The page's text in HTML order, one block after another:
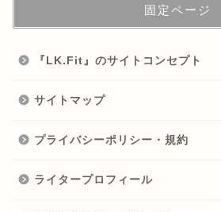
固定ページ
『LK.Fit』のサイトコンセプト
サイトマップ
プライバシーポリシー・規約
ライタープロフィール